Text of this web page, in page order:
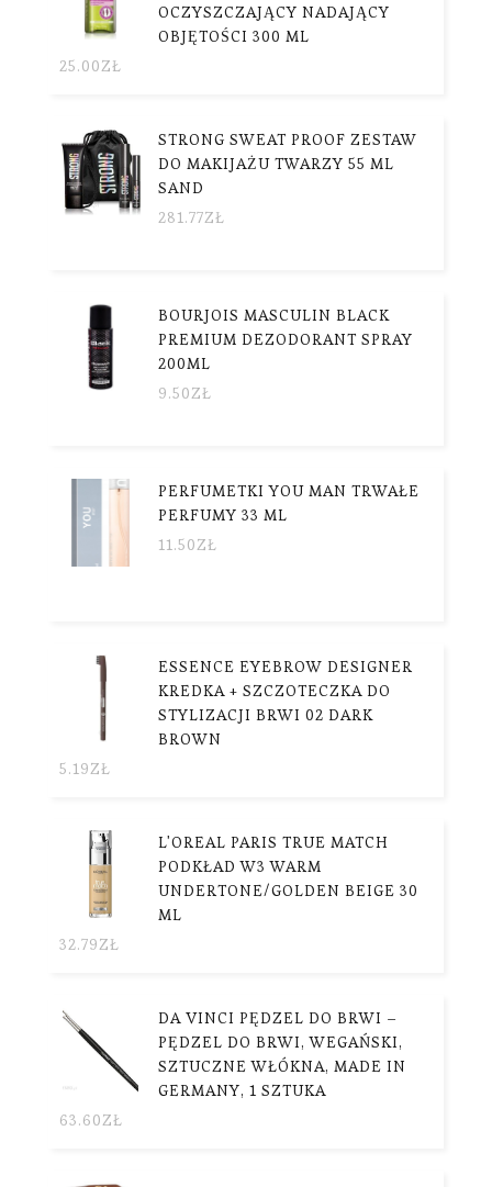
OCZYSZCZAJĄCY NADAJĄCY
OBJĘTOŚCI 300 ML
25.00ZŁ
STRONG SWEAT PROOF ZESTAW
DO MAKIJAŻU TWARZY 55 ML
SAND
281.77ZŁ
BOURJOIS MASCULIN BLACK
PREMIUM DEZODORANT SPRAY
200ML
9.50ZŁ
PERFUMETKI YOU MAN TRWAŁE
PERFUMY 33 ML
11.50ZŁ
ESSENCE EYEBROW DESIGNER
KREDKA + SZCZOTECZKA DO
STYLIZACJI BRWI 02 DARK
BROWN
5.19ZŁ
L'OREAL PARIS TRUE MATCH
PODKŁAD W3 WARM
UNDERTONE/GOLDEN BEIGE 30
ML
32.79ZŁ
DA VINCI PĘDZEL DO BRWI –
PĘDZEL DO BRWI, WEGAŃSKI,
SZTUCZNE WŁÓKNA, MADE IN
GERMANY, 1 SZTUKA
63.60ZŁ